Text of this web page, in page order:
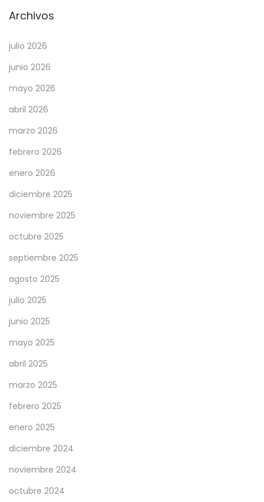
V
D
-
p
o
r
r
i
m
a
v
e
d
e
s
e
l
i
c
Archivos
julio 2026
junio 2026
mayo 2026
abril 2026
marzo 2026
febrero 2026
enero 2026
diciembre 2025
noviembre 2025
octubre 2025
septiembre 2025
agosto 2025
julio 2025
junio 2025
mayo 2025
abril 2025
marzo 2025
febrero 2025
enero 2025
diciembre 2024
noviembre 2024
octubre 2024